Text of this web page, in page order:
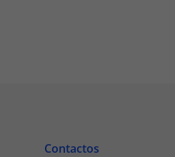
Contactos